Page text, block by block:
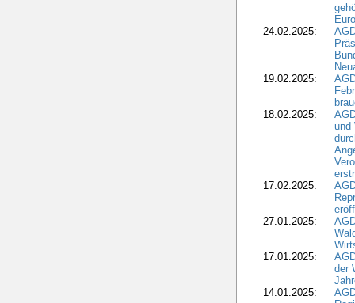
24.02.2025:
19.02.2025:
18.02.2025:
und
17.02.2025:
27.01.2025:
17.01.2025:
der
14.01.2025: